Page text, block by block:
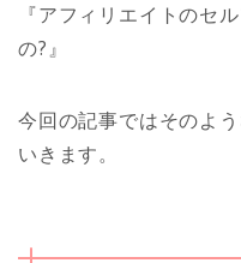
『アフィリエイトのセ
の?』
今回の記事ではそのよ
いきます。